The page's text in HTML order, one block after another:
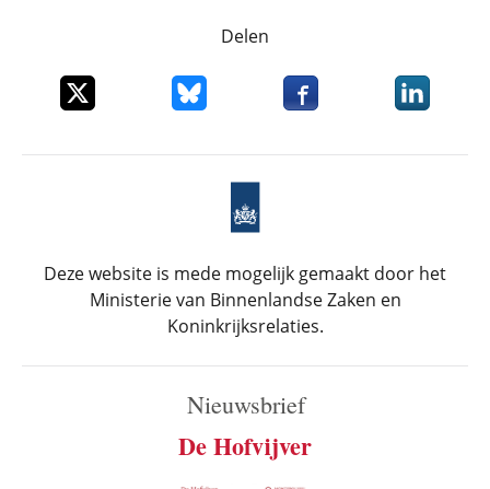
Delen
Deel dit item op XDeel dit item op Bluesky
Deel dit item opDeel dit
Deze website is mede mogelijk gemaakt door het
Ministerie van Binnenlandse Zaken en
Koninkrijksrelaties.
Nieuwsbrief
De Hofvijver